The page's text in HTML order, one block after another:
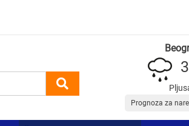
Prognoza za